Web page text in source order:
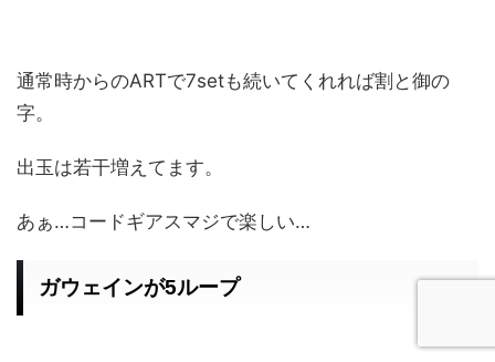
通常時からのARTで7setも続いてくれれば割と御の
字。
出玉は若干増えてます。
あぁ…コードギアスマジで楽しい…
ガウェインが5ループ